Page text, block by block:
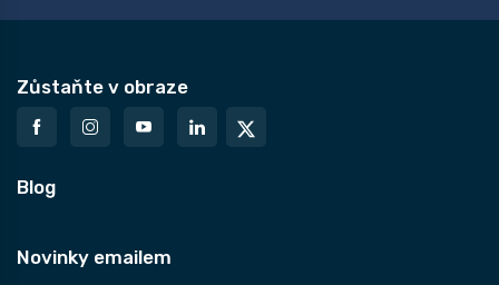
Zůstaňte v obraze
Blog
Novinky emailem